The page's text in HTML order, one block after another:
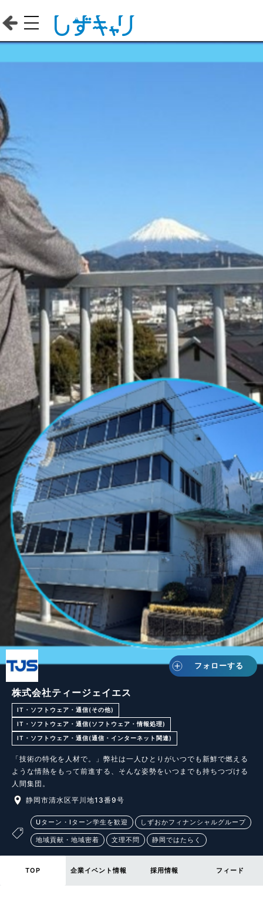
フォローする
株式会社ティージェイエス
IT・ソフトウェア・通信(その他)
IT・ソフトウェア・通信(ソフトウェア・情報処理)
IT・ソフトウェア・通信(通信・インターネット関連)
「技術の特化を人材で。」弊社は一人ひとりがいつでも新鮮で燃える
ような情熱をもって前進する、そんな姿勢をいつまでも持ちつづける
人間集団。
静岡市清水区平川地13番9号
Uターン・Iターン学生を歓迎 しずおかフィナンシャルグループ
地域貢献・地域密着 文理不問 静岡ではたらく
TOP 企業イベント情報 採用情報 フィード